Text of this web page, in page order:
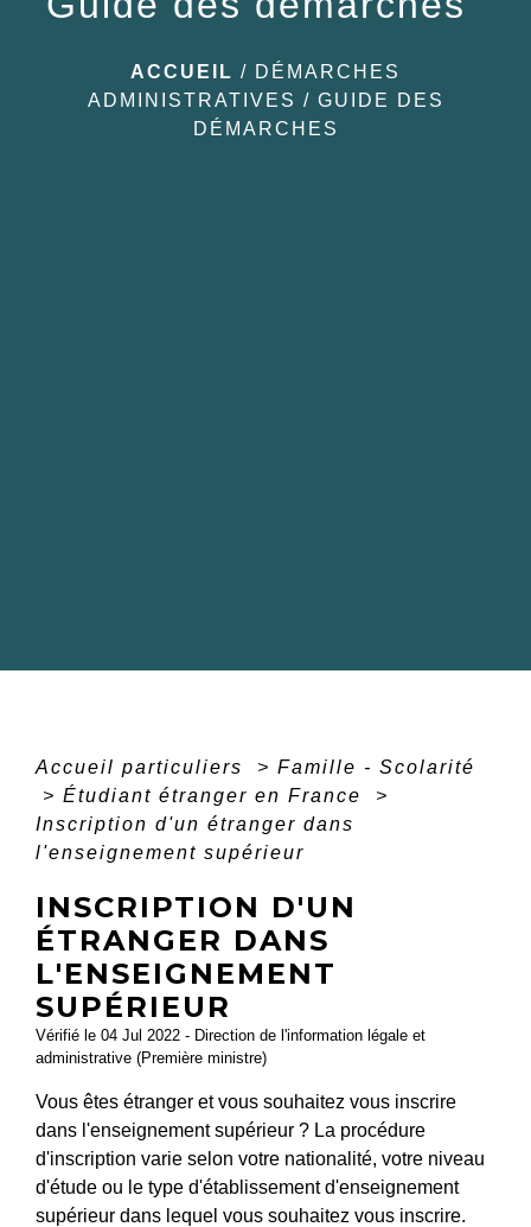
ACCUEIL / DÉMARCHES
ADMINISTRATIVES / GUIDE DES
DÉMARCHES
Accueil particuliers > Famille - Scolarité
> Étudiant étranger en France
>
Inscription d'un étranger dans
l'enseignement supérieur
INSCRIPTION D'UN
ÉTRANGER DANS
L'ENSEIGNEMENT
SUPÉRIEUR
Vérifié le 04 Jul 2022 - Direction de l'information légale et
administrative (Première ministre)
Vous êtes étranger et vous souhaitez vous inscrire
dans l'enseignement supérieur ? La procédure
d'inscription varie selon votre nationalité, votre niveau
d'étude ou le type d'établissement d'enseignement
supérieur dans lequel vous souhaitez vous inscrire.